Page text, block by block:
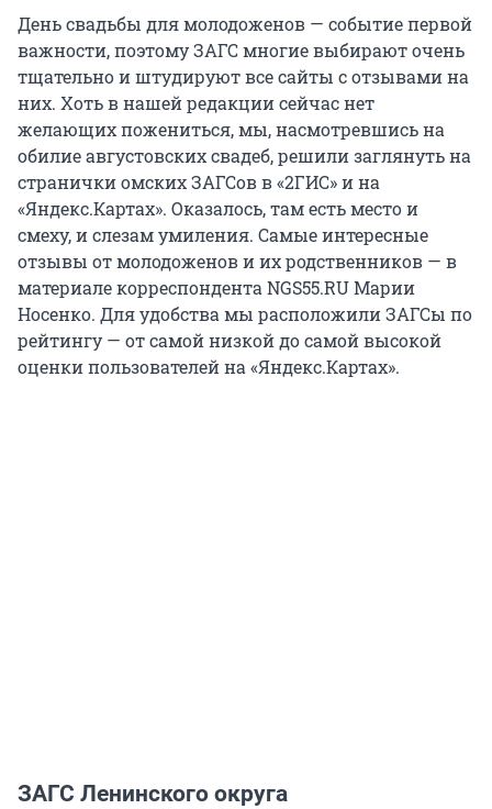
День свадьбы для молодоженов — событие первой
важности, поэтому ЗАГС многие выбирают очень
тщательно и штудируют все сайты с отзывами на
них. Хоть в нашей редакции сейчас нет
желающих пожениться, мы, насмотревшись на
обилие августовских свадеб, решили заглянуть на
странички омских ЗАГСов в «2ГИС» и на
«Яндекс.Картах». Оказалось, там есть место и
смеху, и слезам умиления. Самые интересные
отзывы от молодоженов и их родственников — в
материале корреспондента NGS55.RU Марии
Носенко. Для удобства мы расположили ЗАГСы по
рейтингу — от самой низкой до самой высокой
оценки пользователей на «Яндекс.Картах».
ЗАГС Ленинского округа